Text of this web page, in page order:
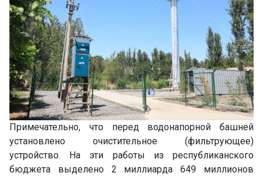
Примечательно, что перед водонапорной башней
установлено очистительное (фильтрующее)
устройство. На эти работы из республиканского
бюджета выделено 2 миллиарда 649 миллионов